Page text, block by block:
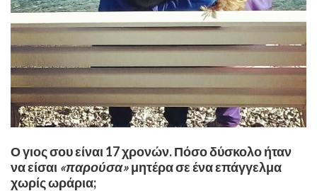
Ο γιος σου είναι 17 χρονών. Πόσο δύσκολο ήταν
να είσαι «παρούσα»μητέρα σε ένα επάγγελμα
χωρίς ωράρια;